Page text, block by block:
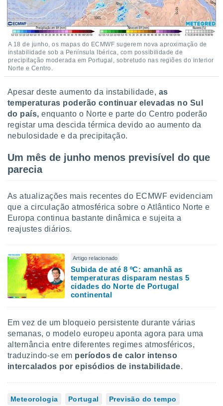
A 18 de junho, os mapas do ECMWF sugerem nova aproximação de
instabilidade sob a Península Ibérica, com possibilidade de
precipitação moderada em Portugal, sobretudo nas regiões do interior
Norte e Centro.
Apesar deste aumento da instabilidade, as
temperaturas poderão continuar elevadas no Sul
do país,enquanto o Norte e parte do Centro poderão
registar uma descida térmica devido ao aumento da
nebulosidade e da precipitação.
Um mês de junho menos previsível do que
parecia
As atualizações mais recentes do ECMWF evidenciam
que a circulação atmosférica sobre o Atlântico Norte e
Europa continua bastante dinâmica e sujeita a
reajustes diários.
Artigo relacionado
Subida de até 8 ºC: amanhã as
temperaturas disparam nestas 5
cidades do Norte de Portugal
continental
Em vez de um bloqueio persistente durante várias
semanas, o modelo europeu aponta agora para uma
alternância entre diferentes regimes atmosféricos,
traduzindo-se em períodos de calor intenso
intercalados por episódios de instabilidade.
Meteorologia Portugal Previsão do tempo